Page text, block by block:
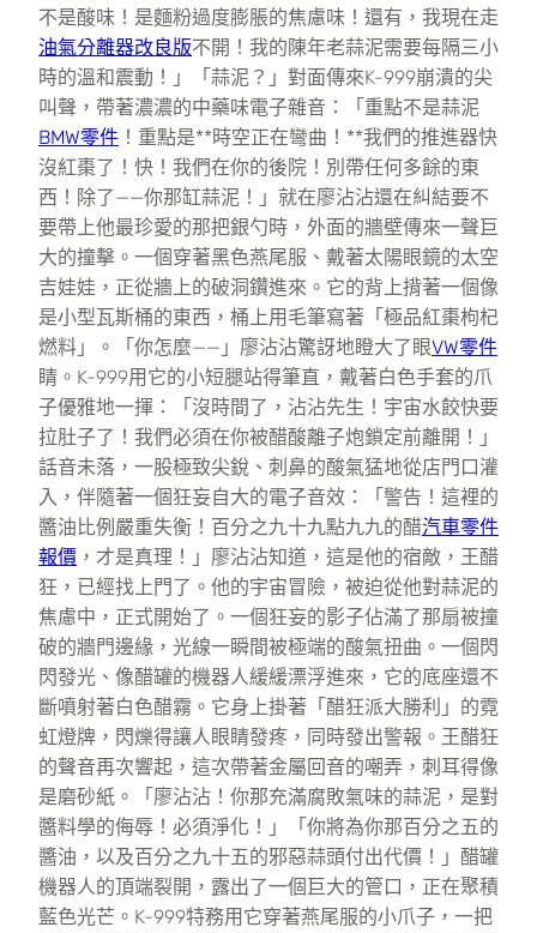
不是酸味！是麵粉過度膨脹的焦慮味！還有，我現在走
油氣分離器改良版不開！我的陳年老蒜泥需要每隔三小
時的溫和震動！」「蒜泥？」對面傳來K-999崩潰的尖
叫聲，帶著濃濃的中藥味電子雜音：「重點不是蒜泥
BMW零件 ！重點是**時空正在彎曲！**我們的推進器快
沒紅棗了！快！我們在你的後院！別帶任何多餘的東
西！除了——你那缸蒜泥！」就在廖沾沾還在糾結要不
要帶上他最珍愛的那把銀勺時，外面的牆壁傳來一聲巨
大的撞擊。一個穿著黑色燕尾服、戴著太陽眼鏡的太空
吉娃娃，正從牆上的破洞鑽進來。它的背上揹著一個像
是小型瓦斯桶的東西，桶上用毛筆寫著「極品紅棗枸杞
燃料」。「你怎麼——」廖沾沾驚訝地瞪大了眼VW零件
睛。K-999用它的小短腿站得筆直，戴著白色手套的爪
子優雅地一揮：「沒時間了，沾沾先生！宇宙水餃快要
拉肚子了！我們必須在你被醋酸離子炮鎖定前離開！」
話音未落，一股極致尖銳、刺鼻的酸氣猛地從店門口灌
入，伴隨著一個狂妄自大的電子音效：「警告！這裡的
醬油比例嚴重失衡！百分之九十九點九九的醋汽車零件
報價 ，才是真理！」廖沾沾知道，這是他的宿敵，王醋
狂，已經找上門了。他的宇宙冒險，被迫從他對蒜泥的
焦慮中，正式開始了。一個狂妄的影子佔滿了那扇被撞
破的牆門邊緣，光線一瞬間被極端的酸氣扭曲。一個閃
閃發光、像醋罐的機器人緩緩漂浮進來，它的底座還不
斷噴射著白色醋霧。它身上掛著「醋狂派大勝利」的霓
虹燈牌，閃爍得讓人眼睛發疼，同時發出警報。王醋狂
的聲音再次響起，這次帶著金屬回音的嘲弄，刺耳得像
是磨砂紙。「廖沾沾！你那充滿腐敗氣味的蒜泥，是對
醬料學的侮辱！必須淨化！」「你將為你那百分之五的
醬油，以及百分之九十五的邪惡蒜頭付出代價！」醋罐
機器人的頂端裂開，露出了一個巨大的管口，正在聚積
藍色光芒。K-999特務用它穿著燕尾服的小爪子，一把